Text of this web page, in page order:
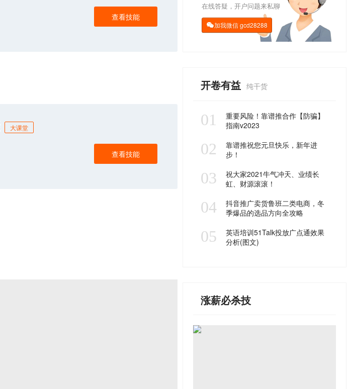
查看技能
大课堂
查看技能
在线答疑，开户问题来私聊
加我微信gcd28288
开卷有益 纯干货
01
重要风险！靠谱推合作【防骗】
指南v2023
02
靠谱推祝您元旦快乐，新年进
步！
03
祝大家2021牛气冲天、业绩长
虹、财源滚滚！
04
抖音推广卖货鲁班二类电商，冬
季爆品的选品方向全攻略
05
英语培训51Talk投放广点通效果
分析(图文)
涨薪必杀技